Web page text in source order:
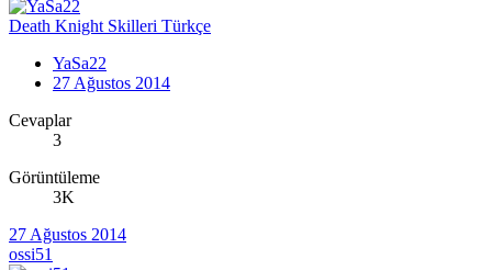
Death Knight Skilleri Türkçe
YaSa22
27 Ağustos 2014
Cevaplar
3
Görüntüleme
3K
27 Ağustos 2014
ossi51